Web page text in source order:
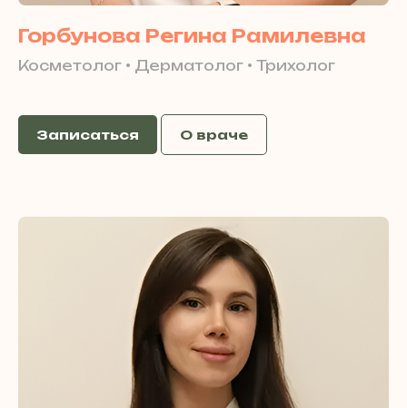
Горбунова Регина Рамилевна
Косметолог • Дерматолог • Трихолог
Записаться О враче